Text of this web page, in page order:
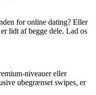
for online dating? Eller
lidt af begge dele. Lad os
niveauer eller
ubegrænset swipes, er